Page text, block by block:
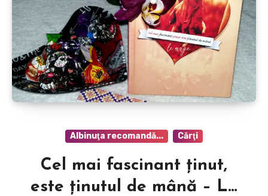
Albinuţa recomandă... Cărţi
Cel mai fascinant ţinut,
este ţinutul de mână – Le